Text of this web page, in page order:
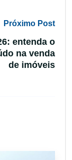
Próximo Post
entenda o
na venda
de imóveis